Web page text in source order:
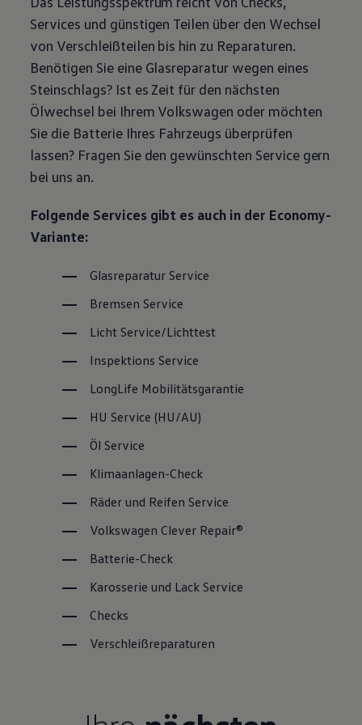
Magazin
Lifestyle
Transport
Elektromobilität
Volkswagen R
Pannen- und Unfallhilfe
Volkswagen Kundenbetreuung
Services und günstigen Teilen über den Wechsel
von Verschleißteilen bis hin zu Reparaturen.
Benötigen Sie eine Glasreparatur wegen eines
Steinschlags? Ist es Zeit für den nächsten
Ölwechsel bei Ihrem Volkswagen oder möchten
Sie die Batterie Ihres Fahrzeugs überprüfen
lassen? Fragen Sie den gewünschten Servicegern
bei uns an.
Folgende Services gibt es auch in der Economy-
Variante:
Glasreparatur Service
Bremsen Service
Licht Service/Lichttest
Inspektions Service
LongLife Mobilitätsgarantie
HU Service (HU/AU)
Öl Service
Klimaanlagen-Check
Räder und Reifen Service
Volkswagen Clever Repair®
Batterie-Check
Karosserie und Lack Service
Checks
Verschleißreparaturen